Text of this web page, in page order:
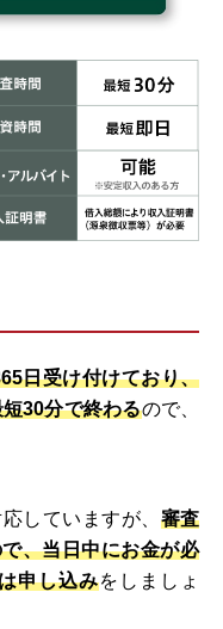
日受け付けており、
30分で終わるので、
していますが、 審査
、当日中にお金が必
申し込みをしましょ